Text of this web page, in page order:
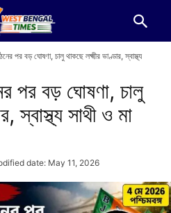
পর বড় ঘোষণা, চালু থাকছে লক্ষ্মীর ভাণ্ডার, স্বাস্থ্য
পর বড় ঘোষণা, চালু
স্বাস্থ্য সাথী ও মা
date: May 11, 2026